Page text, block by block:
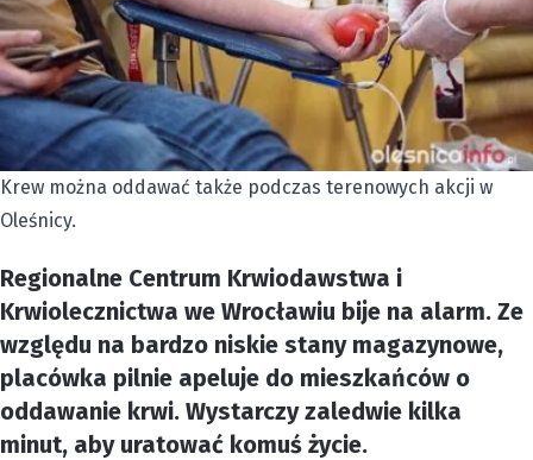
Krew można oddawać także podczas terenowych akcji w
Oleśnicy.
Regionalne Centrum Krwiodawstwa i
Krwiolecznictwa we Wrocławiu bije na alarm. Ze
względu na bardzo niskie stany magazynowe,
placówka pilnie apeluje do mieszkańców o
oddawanie krwi. Wystarczy zaledwie kilka
minut, aby uratować komuś życie.